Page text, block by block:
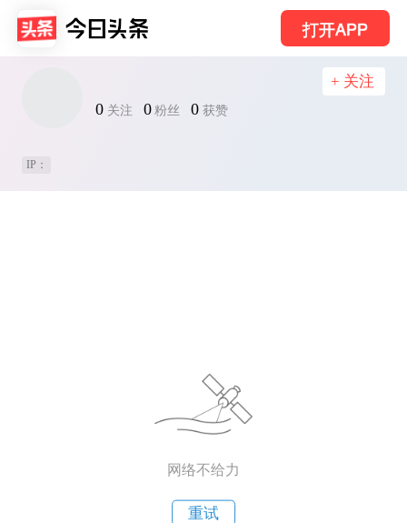
打开APP
0 关注 0 粉丝 0 获赞
+ 关注
IP：
网络不给力
重试